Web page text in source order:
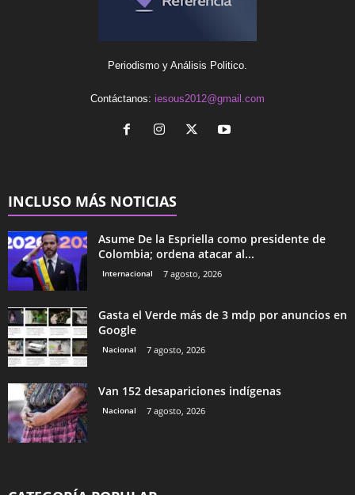
Periodismo y Análisis Politico.
Contáctanos: iesous2012@gmail.com
INCLUSO MÁS NOTICIAS
Asume De la Espriella como presidente de
Colombia; ordena atacar al...
Internacional 7 agosto, 2026
Gasta el Verde más de 3 mdp por anuncios en
Google
Nacional 7 agosto, 2026
Van 152 desapariciones indígenas
Nacional 7 agosto, 2026